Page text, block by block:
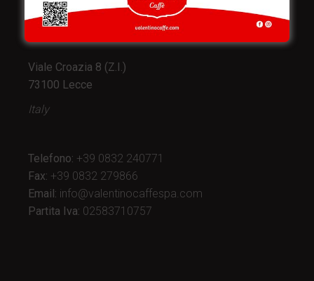
Stabilimento
e produzione:
Viale Croazia 8 (Z.I.)
73100 Lecce
Italy
Telefono: +39 0832 240771
Fax: +39 0832 279866
Email: info@valentinocaffespa.com
Partita Iva: 02583710757